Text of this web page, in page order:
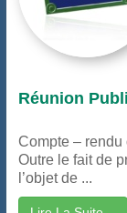
Réunion
Compte – rendu
Outre le fait de
l’objet de ...